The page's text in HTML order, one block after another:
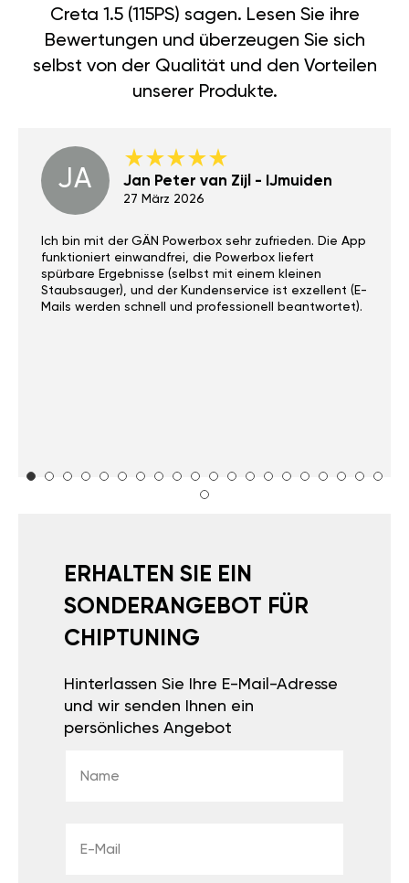
Creta 1.5 (115PS) sagen. Lesen Sie ihre
Bewertungen und überzeugen Sie sich
selbst von der Qualität und den Vorteilen
unserer Produkte.
JA Jan Peter van Zijl - IJmuiden
27 März 2026
Ich bin mit der GÄN Powerbox sehr zufrieden. Die App
funktioniert einwandfrei, die Powerbox liefert
spürbare Ergebnisse (selbst mit einem kleinen
Staubsauger), und der Kundenservice ist exzellent (E-
Mails werden schnell und professionell beantwortet).
ERHALTEN SIE EIN
SONDERANGEBOT FÜR
CHIPTUNING
Hinterlassen Sie Ihre E-Mail-Adresse
und wir senden Ihnen ein
persönliches Angebot